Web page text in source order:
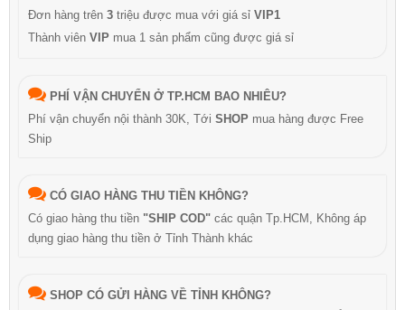
Đơn hàng trên 3 triệu được mua với giá sỉ VIP1
Thành viên VIP mua 1 sản phẩm cũng được giá sỉ
PHÍ VẬN CHUYỂN Ở TP.HCM BAO NHIÊU?
Phí vận chuyển nội thành 30K, Tới SHOP mua hàng được Free
Ship
CÓ GIAO HÀNG THU TIỀN KHÔNG?
Có giao hàng thu tiền "SHIP COD" các quận Tp.HCM, Không áp
dụng giao hàng thu tiền ở Tỉnh Thành khác
SHOP CÓ GỬI HÀNG VỀ TỈNH KHÔNG?